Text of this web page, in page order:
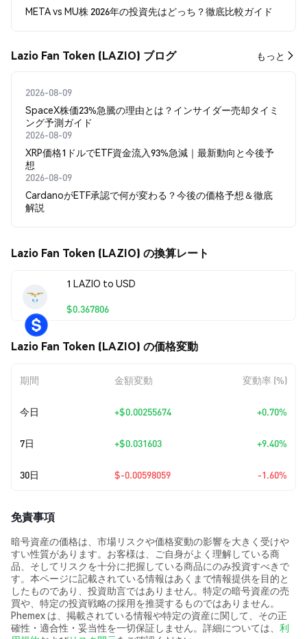
META vs MU株 2026年の投資先はどっち？徹底比較ガイド
Lazio Fan Token (LAZIO) ブログ もっと
2026-08-09
SpaceX株価23%急騰の理由とは？インサイダー売却タイミ
ング予測ガイド
2026-08-09
XRP価格1ドルでETF資金流入93%急減｜最新動向と今後予
想
2026-08-09
CardanoがETF承認で何が変わる？今後の価格予想＆徹底
解説
Lazio Fan Token (LAZIO) の換算レート
1 LAZIO to USD
$0.367806
Lazio Fan Token (LAZIO) の価格変動
期間 金額変動 変動率 (%)
今日 +$0.00255674 +0.70%
7日 +$0.031603 +9.40%
30日 $-0.00598059 -1.60%
免責事項
暗号資産の価格は、市場リスクや価格変動の影響を大きく受けや
すい性質があります。お客様は、ご自身がよく理解している商
品、そしてリスクを十分に把握している商品にのみ投資すべきで
す。本ページに記載されている情報はあくまで情報提供を目的と
したものであり、投資助言ではありません。特定の暗号資産の売
買や、特定の投資戦略の採用を推奨するものではありません。
Phemex は、掲載されている情報や特定の資産に関して、その正
確性・適合性・妥当性を一切保証しません。詳細については、 利